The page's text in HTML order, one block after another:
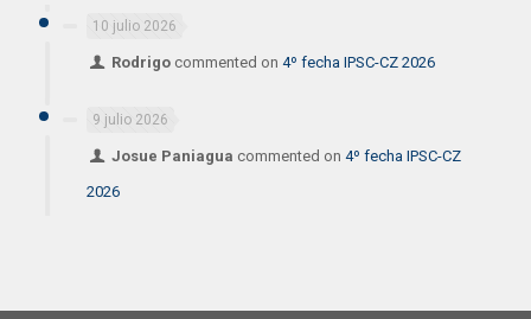
10 julio 2026
Rodrigo commented on4º fecha IPSC-CZ 2026
9 julio 2026
Josue Paniagua commented on4º fecha IPSC-CZ
2026